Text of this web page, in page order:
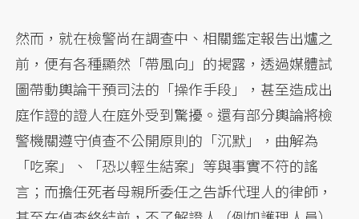
然而，就在檢警尚在調查中、相關鑑定報告出爐之
前，便有各種顯然「帶風向」的揭露，透過媒體試
圖帶動輿論干預司法的「操作手段」，甚至造成出
庭作證的證人在庭外受到驚擾。還有部分輿論將檢
警機關遵守偵查不公開原則的「沉默」，曲解為
「吃案」、「恐以輕生結案」等與事實不符的謠
言；而擔任死者母親所委任之告訴代理人的律師，